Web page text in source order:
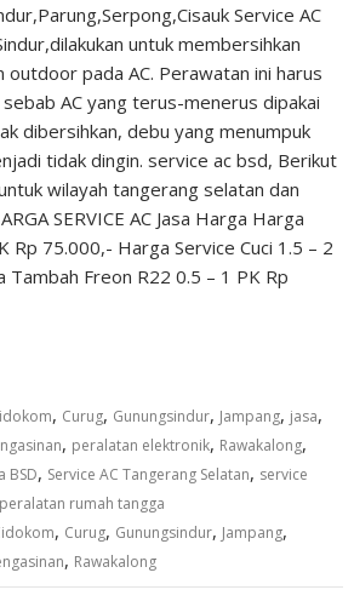
Service AC
untuk membersihkan
outdoor pada AC. Perawatan ini harus
AC yang terus-menerus dipakai
dibersihkan, debu yang menumpuk
tidak dingin. service ac bsd, Berikut
wilayah tangerang selatan dan
SERVICE AC Jasa Harga Harga
Rp 75.000,- Harga Service Cuci 1.5 – 2
Tambah Freon R22 0.5 – 1 PK Rp
, Curug, Gunungsindur, Jampang, jasa,
, peralatan elektronik, Rawakalong,
BSD, Service AC Tangerang Selatan, service
rumah tangga
, Curug, Gunungsindur, Jampang,
, Rawakalong